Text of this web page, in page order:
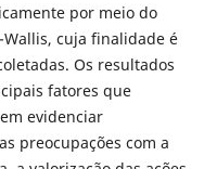
por meio do
cuja finalidade é
Os resultados
fatores que
evidenciar
preocupações com a